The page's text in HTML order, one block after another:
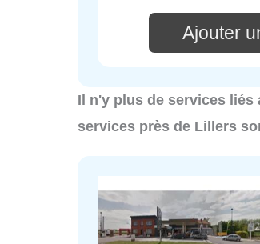
Ajouter
Il n'y plus de services
services près de Lillers